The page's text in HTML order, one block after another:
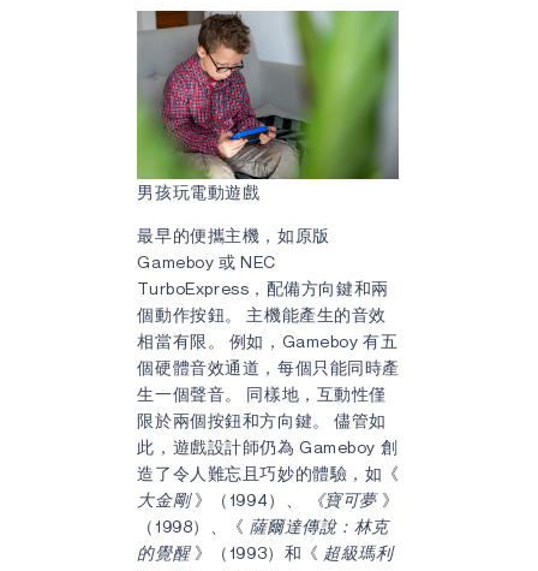
男孩玩電動遊戲
最早的便攜主機，如原版
Gameboy 或 NEC
TurboExpress，配備方向鍵和兩
個動作按鈕。 主機能產生的音效
相當有限。 例如，Gameboy 有五
個硬體音效通道，每個只能同時產
生一個聲音。 同樣地，互動性僅
限於兩個按鈕和方向鍵。 儘管如
此，遊戲設計師仍為 Gameboy 創
造了令人難忘且巧妙的體驗，如《
大金剛》（1994）、 《寶可夢》
（1998）、《 薩爾達傳說：林克
的覺醒》（1993）和《 超級瑪利